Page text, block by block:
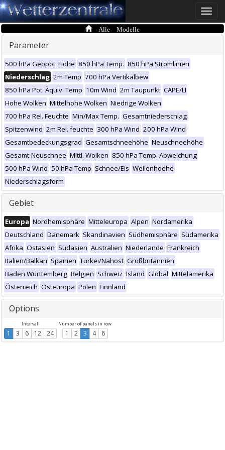
Toggle
Alle Modelle
Parameter
500 hPa Geopot. Höhe 850 hPa Temp. 850 hPa Stromlinien
Niederschlag 2m Temp 700 hPa Vertikalbew
850 hPa Pot. Äquiv. Temp 10m Wind 2m Taupunkt CAPE/LI
Hohe Wolken Mittelhohe Wolken Niedrige Wolken
700 hPa Rel. Feuchte Min/Max Temp. Gesamtniederschlag
Spitzenwind 2m Rel. feuchte 300 hPa Wind 200 hPa Wind
Gesamtbedeckungsgrad Gesamtschneehöhe Neuschneehöhe
Gesamt-Neuschnee Mittl. Wolken 850 hPa Temp. Abweichung
500 hPa Wind 50 hPa Temp Schnee/Eis Wellenhoehe
Niederschlagsform
Gebiet
Europa Nordhemisphäre Mitteleuropa Alpen Nordamerika
Deutschland Dänemark Skandinavien Südhemisphäre Südamerika
Afrika Ostasien Südasien Australien Niederlande Frankreich
Italien/Balkan Spanien Türkei/Nahost Großbritannien
Baden Württemberg Belgien Schweiz Island Global Mittelamerika
Österreich Osteuropa Polen Finnland
Options
Intervall
1 3 6 12 24
Number of panels in row
1 2 3 4 6